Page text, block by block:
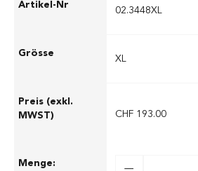
02.3448XL
XL
CHF 193.00